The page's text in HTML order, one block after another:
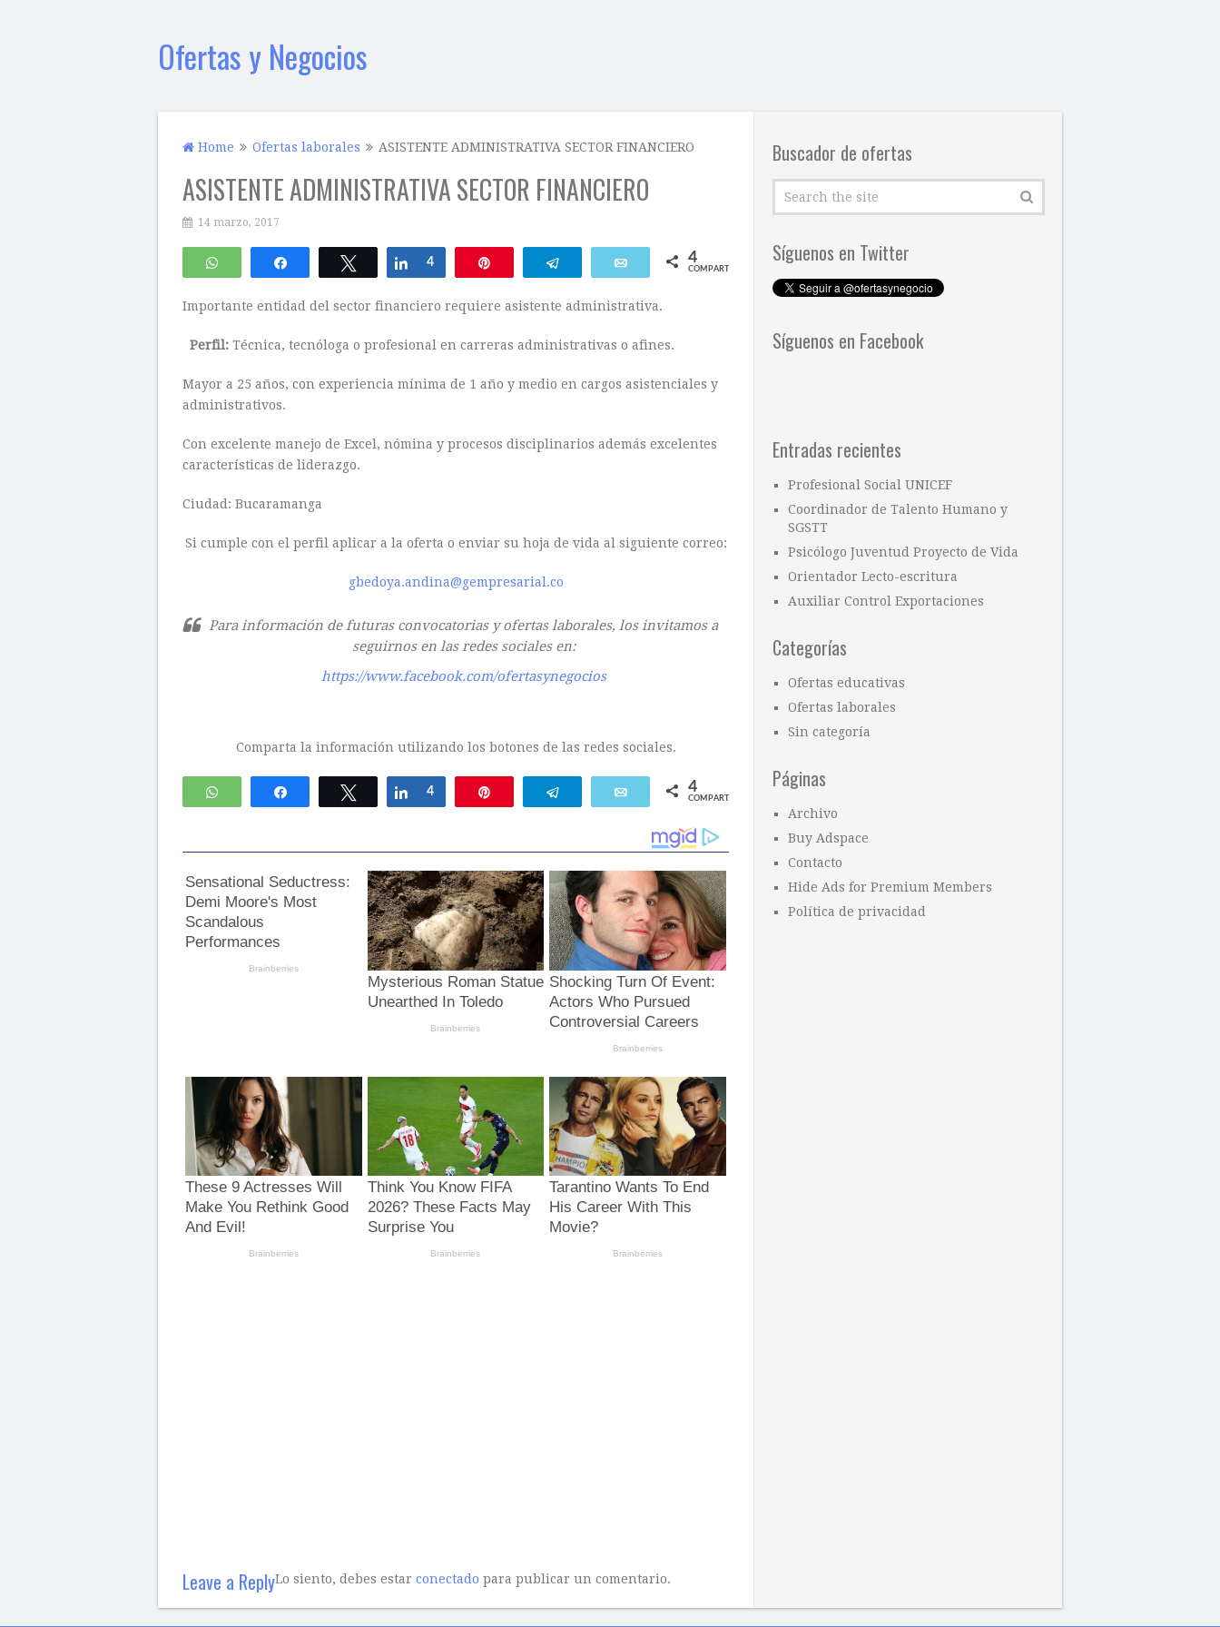
Ofertas y Negocios
Home Ofertas laborales ASISTENTE ADMINISTRATIVA SECTOR FINANCIERO
ASISTENTE ADMINISTRATIVA SECTOR FINANCIERO
14 marzo, 2017
WhatsApp Compartir Twittear Compartir
4 Telegram Email 4
COMPARTIR
Importante entidad del sector financiero requiere asistente administrativa.
Perfil: Técnica, tecnóloga o profesional en carreras administrativas o afines.
Mayor a 25 años, con experiencia mínima de 1 año y medio en cargos asistenciales y
administrativos.
Con excelente manejo de Excel, nómina y procesos disciplinarios además excelentes
características de liderazgo.
Ciudad: Bucaramanga
Si cumple con el perfil aplicar a la oferta o enviar su hoja de vida al siguiente correo:
gbedoya.andina@gempresarial.co
Para información de futuras convocatorias y ofertas laborales, los invitamos a
seguirnos en las redes sociales en:
https://www.facebook.com/ofertasynegocios
Comparta la información utilizando los botones de las redes sociales.
WhatsApp Compartir Twittear Compartir
4 Telegram Email 4
COMPARTIR
Leave a ReplyLo siento, debes estar conectado para publicar un comentario.
Buscador de ofertas
Síguenos en Twitter
Síguenos en Facebook
Entradas recientes
Profesional Social UNICEF
Coordinador de Talento Humano y
SGSTT
Psicólogo Juventud Proyecto de Vida
Orientador Lecto-escritura
Auxiliar Control Exportaciones
Categorías
Ofertas educativas
Ofertas laborales
Sin categoría
Páginas
Archivo
Buy Adspace
Contacto
Hide Ads for Premium Members
Política de privacidad